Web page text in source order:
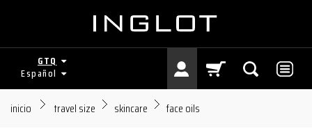
GTQ
Español
inicio travel size skincare face oils